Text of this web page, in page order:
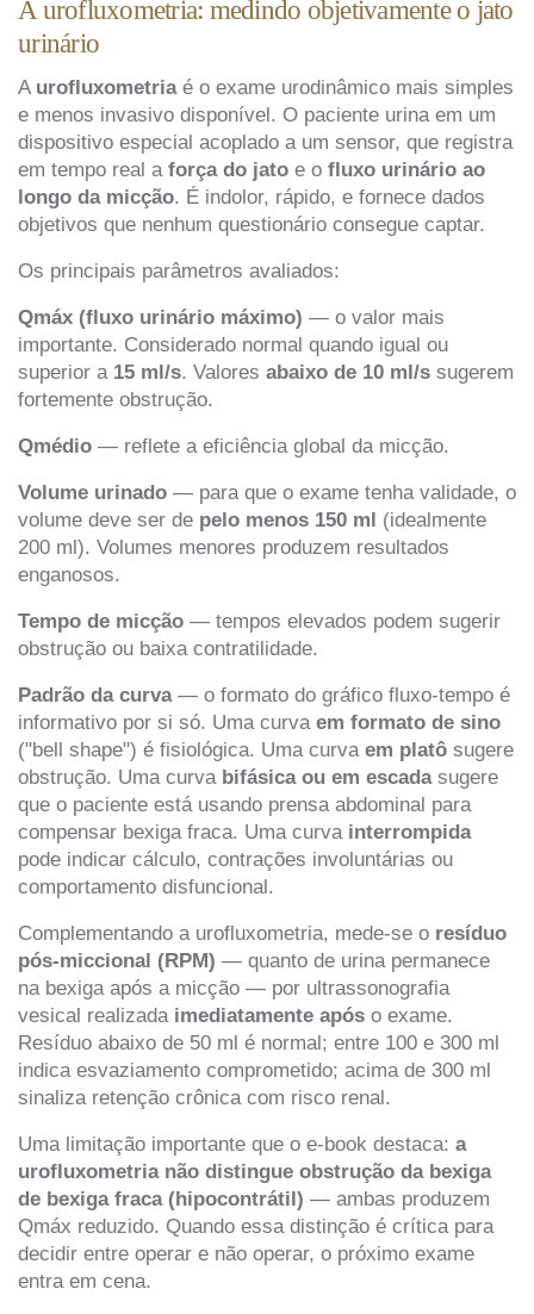
A urofluxometria: medindo objetivamente o jato
urinário
A urofluxometriaé o exame urodinâmico mais simples
e menos invasivo disponível. O paciente urina em um
dispositivo especial acoplado a um sensor, que registra
em tempo real a força do jato e o fluxo urinário ao
longo da micção. É indolor, rápido, e fornece dados
objetivos que nenhum questionário consegue captar.
Os principais parâmetros avaliados:
Qmáx (fluxo urinário máximo) — o valor mais
importante. Considerado normal quando igual ou
superior a 15 ml/s. Valores abaixo de 10 ml/s sugerem
fortemente obstrução.
Qmédio — reflete a eficiência global da micção.
Volume urinado — para que o exame tenha validade, o
volume deve ser de pelo menos 150 ml (idealmente
200 ml). Volumes menores produzem resultados
enganosos.
Tempo de micção — tempos elevados podem sugerir
obstrução ou baixa contratilidade.
Padrão da curva— o formato do gráfico fluxo-tempo é
informativo por si só. Uma curva em formato de sino
("bell shape") é fisiológica. Uma curva em platô sugere
obstrução. Uma curva bifásica ou em escadasugere
que o paciente está usando prensa abdominal para
compensar bexiga fraca. Uma curva interrompida
pode indicar cálculo, contrações involuntárias ou
comportamento disfuncional.
Complementando a urofluxometria, mede-se o resíduo
pós-miccional (RPM) — quanto de urina permanece
na bexiga após a micção — por ultrassonografia
vesical realizada imediatamente após o exame.
Resíduo abaixo de 50 ml é normal; entre 100 e 300 ml
indica esvaziamento comprometido; acima de 300 ml
sinaliza retenção crônica com risco renal.
Uma limitação importante que o e-book destaca: a
urofluxometria não distingue obstrução da bexiga
de bexiga fraca (hipocontrátil) — ambas produzem
Qmáx reduzido. Quando essa distinção é crítica para
decidir entre operar e não operar, o próximo exame
entra em cena.